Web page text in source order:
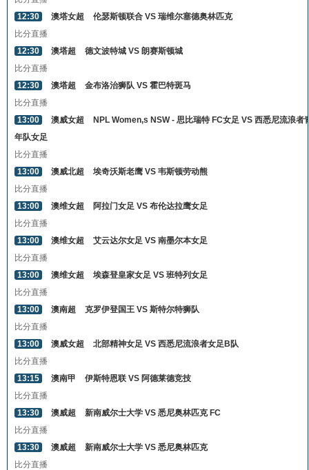
12:30
澳塔女超
伦瑟斯顿联合 VS 瑞维尔塞德奥林匹克
比分直播
12:30
澳塔超
德文波特城 VS 朗赛斯顿城
比分直播
12:30
澳塔超
金布洛治狮队 VS 霍巴特斑马
比分直播
13:00
澳威女超
NPL Women,s NSW - 思比瑞特 FC女足 VS 西悉尼流浪者
年队女足
比分直播
13:00
澳威北超
埃奇沃斯老鹰 VS 韦斯顿劳动熊
比分直播
13:00
澳维女超
阿拉门女足 VS 布伦达拉鹰女足
比分直播
13:00
澳维女超
艾云达尔女足 VS 南墨尔本女足
比分直播
13:00
澳维女超
埃森登皇家女足 VS 班特列女足
比分直播
13:00
澳南超
克罗伊登国王 VS 斯特尔特狮队
比分直播
13:00
澳威女超
北部精神女足 VS 西悉尼流浪者女足B队
比分直播
13:15
澳南甲
伊斯特恩联 VS 阿德莱德竞技
比分直播
13:30
澳威超
新南威尔士大学 VS 悉尼奥林匹克 FC
比分直播
13:30
澳威超
新南威尔士大学 VS 悉尼奥林匹克
比分直播